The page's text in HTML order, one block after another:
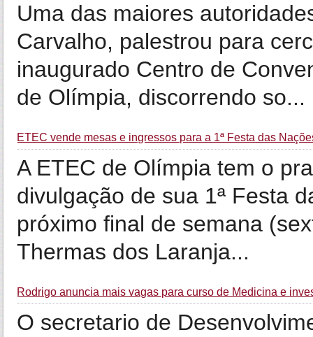
Uma das maiores
Carvalho, palestrou para
inaugurado Centro de
de Olímpia, discorrendo so...
ETEC vende mesas e ingressos para a 1ª Festa das
A ETEC de Olímpia tem o
divulgação de sua 1ª Festa
próximo final de semana
Thermas dos Laranja...
Rodrigo anuncia mais vagas para curso de Medicina e
O secretario de